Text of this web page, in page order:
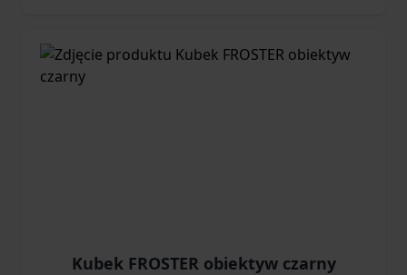
Kubek FROSTER obiektyw czarny